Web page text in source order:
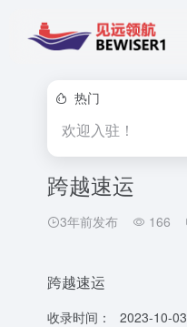
热门
欢迎入驻！
跨越速运
3年前发布 166
跨越速运
收录时间： 2023-10-03